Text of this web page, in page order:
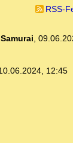
RSS-
,
12:45